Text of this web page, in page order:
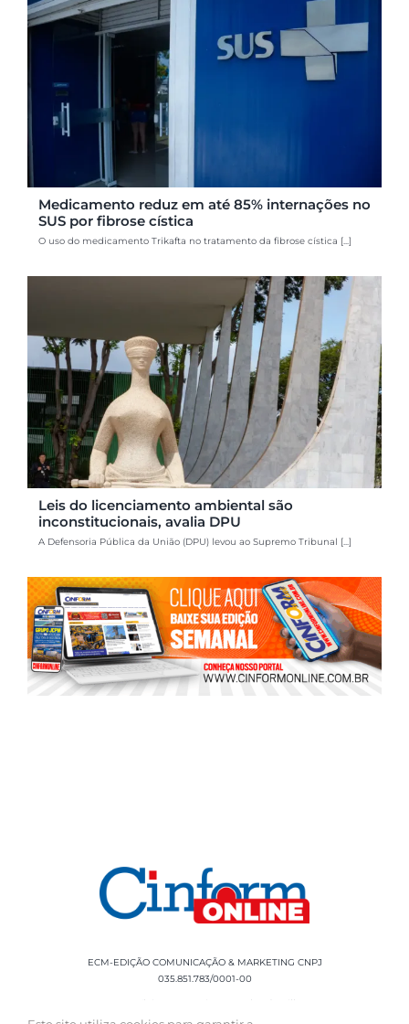
Medicamento reduz em até 85% internações no
SUS por fibrose cística
O uso do medicamento Trikafta no tratamento da fibrose cística [...]
Leis do licenciamento ambiental são
inconstitucionais, avalia DPU
A Defensoria Pública da União (DPU) levou ao Supremo Tribunal [...]
ECM-EDIÇÃO COMUNICAÇÃO & MARKETING CNPJ
035.851.783/0001-00
Rua Sílvio Cesar Leite, 90 Salgado Filho -
Aracaju, SE, CEP: 49020-060 Fone: +55 79